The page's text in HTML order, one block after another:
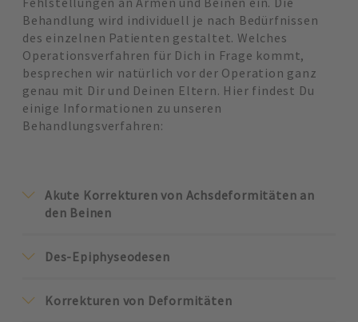
Behandlung wird individuell je nach Bedürfnissen
des einzelnen Patienten gestaltet. Welches
Operationsverfahren für Dich in Frage kommt,
besprechen wir natürlich vor der Operation ganz
genau mit Dir und Deinen Eltern. Hier findest Du
einige Informationen zu unseren
Behandlungsverfahren:
Akute Korrekturen von Achsdeformitäten an
den Beinen
Des-Epiphyseodesen
Korrekturen von Deformitäten